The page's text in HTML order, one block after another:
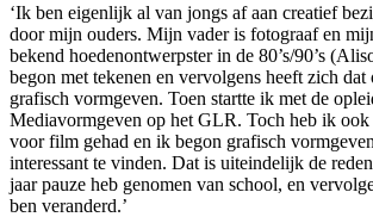
‘Ik ben eigenlijk al van jongs af aan creatief
door mijn ouders. Mijn vader is fotograaf en
bekend hoedenontwerpster in de 80’s/90’s
begon met tekenen en vervolgens heeft zich
grafisch vormgeven. Toen startte ik met de
Mediavormgeven op het GLR. Toch heb ik ook
voor film gehad en ik begon grafisch
interessant te vinden. Dat is uiteindelijk de
jaar pauze heb genomen van school, en
ben veranderd.’